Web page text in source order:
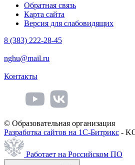
Обратная связь
Карта сайта
Версия для слабовидящих
8 (383) 222-28-45
nghu@mail.ru
Контакты
© Образовательная организация
Разработка сайтов на 1С-Битрикс -
Работает на Российском ПО